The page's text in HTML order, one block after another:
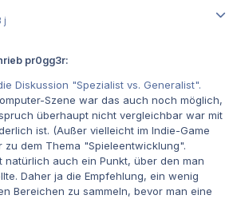
j
pr0gg3r:
Diskussion "Spezialist vs. Generalist".
Szene war das auch noch möglich,
überhaupt nicht vergleichbar war mit
ist. (Außer vielleicht im Indie-Game
zu dem Thema "Spieleentwicklung".
natürlich auch ein Punkt, über den man
Daher ja die Empfehlung, ein wenig
Bereichen zu sammeln, bevor man eine